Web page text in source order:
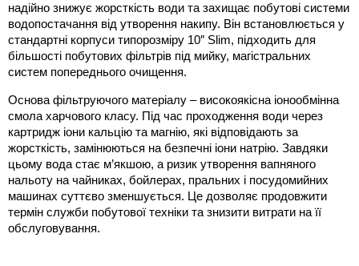
надійно знижує жорсткість води та захищає побутові системи
водопостачання від утворення накипу. Він встановлюється у
стандартні корпуси типорозміру 10″ Slim, підходить для
більшості побутових фільтрів під мийку, магістральних
систем попереднього очищення.
Основа фільтруючого матеріалу – високоякісна іонообмінна
смола харчового класу. Під час проходження води через
картридж іони кальцію та магнію, які відповідають за
жорсткість, замінюються на безпечні іони натрію. Завдяки
цьому вода стає м’якшою, а ризик утворення вапняного
нальоту на чайниках, бойлерах, пральних і посудомийних
машинах суттєво зменшується. Це дозволяє продовжити
термін служби побутової техніки та знизити витрати на її
обслуговування.